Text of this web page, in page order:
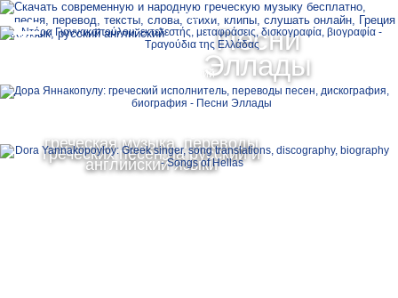
Песни
Эллады
греческая музыка, переводы
греческих песен на русский и
английский языки
Ελληνικά
Русский
MENU